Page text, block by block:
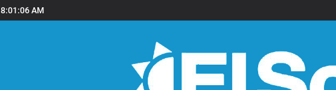
8:01:07 AM